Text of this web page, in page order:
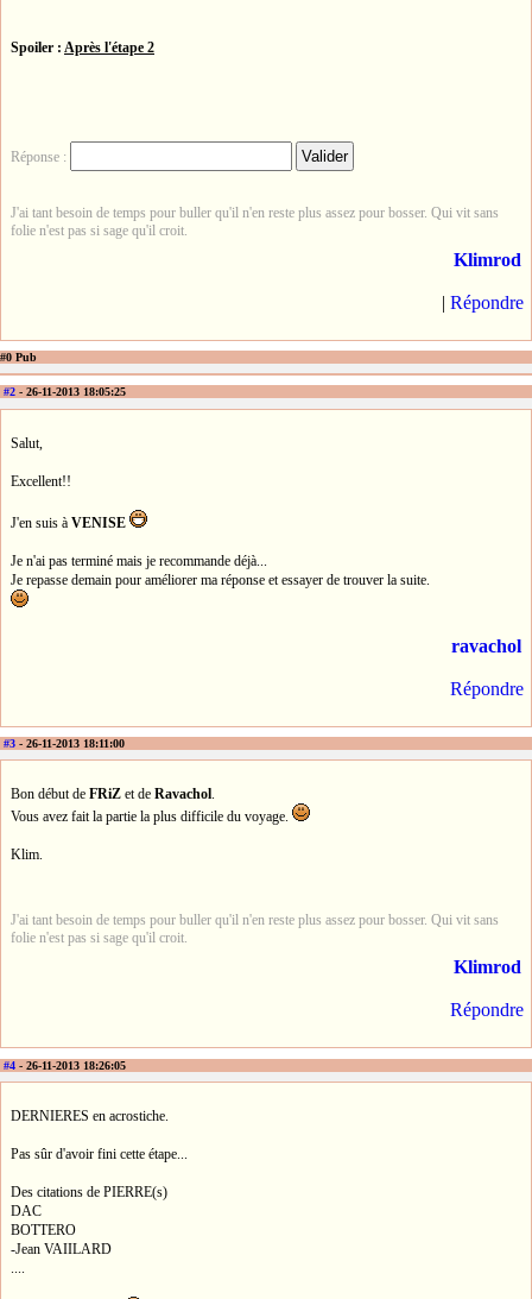
Spoiler : Après l'étape 2
Réponse :
J'ai tant besoin de temps pour buller qu'il n'en reste plus assez pour bosser. Qui vit sans
folie n'est pas si sage qu'il croit.
Klimrod
| Répondre
#0 Pub
#2 - 26-11-2013 18:05:25
Salut,
Excellent!!
J'en suis à VENISE
Je n'ai pas terminé mais je recommande déjà...
Je repasse demain pour améliorer ma réponse et essayer de trouver la suite.
ravachol
Répondre
#3 - 26-11-2013 18:11:00
Bon début de FRiZ et de Ravachol.
Vous avez fait la partie la plus difficile du voyage.
Klim.
J'ai tant besoin de temps pour buller qu'il n'en reste plus assez pour bosser. Qui vit sans
folie n'est pas si sage qu'il croit.
Klimrod
Répondre
#4 - 26-11-2013 18:26:05
DERNIERES en acrostiche.
Pas sûr d'avoir fini cette étape...
Des citations de PIERRE(s)
DAC
BOTTERO
-Jean VAIILARD
....